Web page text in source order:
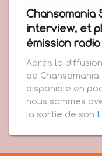
Chansomania
interview, et
émission
Après la
de
disponible en
nous sommes
la sortie de son